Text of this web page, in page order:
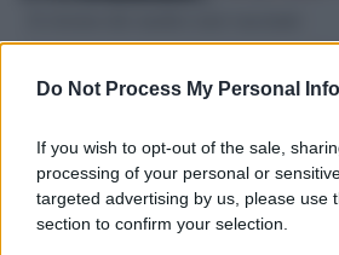
Do Not Process My Personal
If you wish to opt-out of the sale,
processing of your personal or
targeted advertising by us, please use
section to confirm your selection.
Informazione" spiega perché non ci sono
scientifiche per togliere i medici non
L'omicidio economico dell'Italia: ce lo